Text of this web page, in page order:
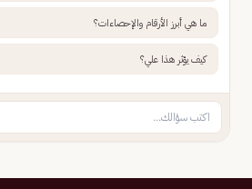
ما هي أبرز الأرقام والإحصاءات؟
كيف يؤثر هذا علي؟